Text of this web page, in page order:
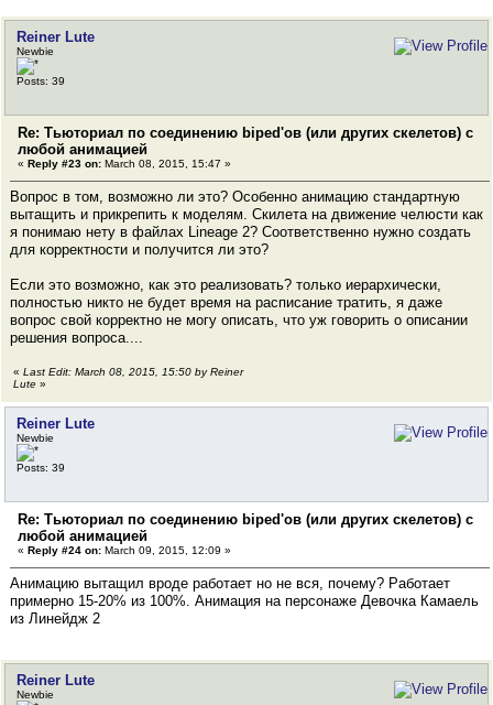
Reiner Lute
Newbie
Posts: 39
Re: Тьюториал по соединению biped'ов (или других скелетов) с
любой анимацией
« Reply #23 on: March 08, 2015, 15:47 »
Вопрос в том, возможно ли это? Особенно анимацию стандартную
вытащить и прикрепить к моделям. Скилета на движение челюсти как
я понимаю нету в файлах Lineage 2? Соответственно нужно создать
для корректности и получится ли это?
Если это возможно, как это реализовать? только иерархически,
полностью никто не будет время на расписание тратить, я даже
вопрос свой корректно не могу описать, что уж говорить о описании
решения вопроса....
« Last Edit: March 08, 2015, 15:50 by Reiner
Lute »
Reiner Lute
Newbie
Posts: 39
Re: Тьюториал по соединению biped'ов (или других скелетов) с
любой анимацией
« Reply #24 on: March 09, 2015, 12:09 »
Анимацию вытащил вроде работает но не вся, почему? Работает
примерно 15-20% из 100%. Анимация на персонаже Девочка Камаель
из Линейдж 2
Reiner Lute
Newbie